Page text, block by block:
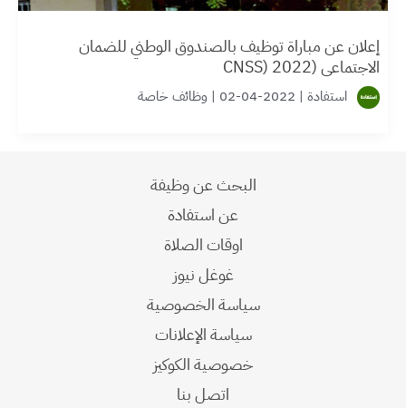
إعلان عن مباراة توظيف بالصندوق الوطني للضمان
الاجتماعي (CNSS) 2022
استفادة |
2022-04-02
| وظائف خاصة
البحث عن وظيفة
عن استفادة
اوقات الصلاة
غوغل نيوز
سياسة الخصوصية
سياسة الإعلانات
خصوصية الكوكيز
اتصل بنا